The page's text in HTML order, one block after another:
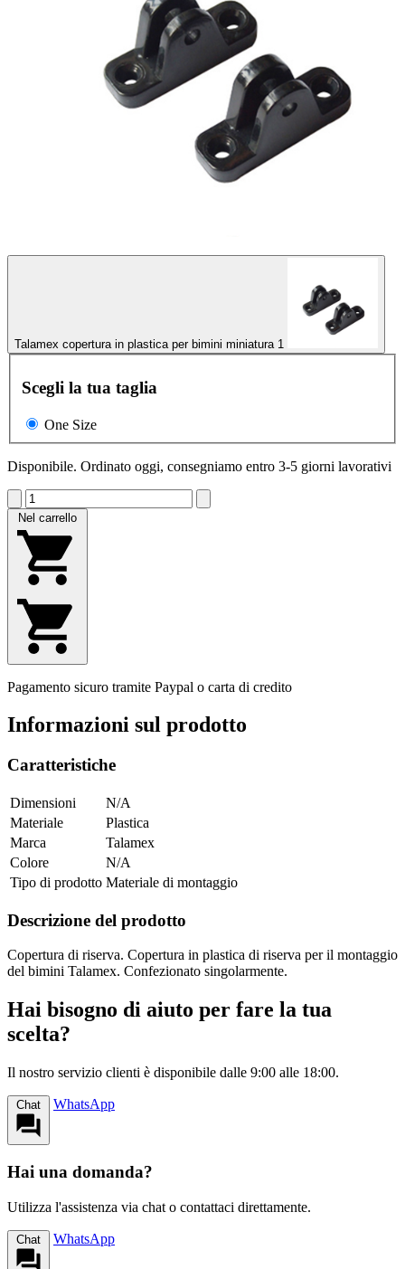
Talamex copertura in plastica per bimini miniatura 1
Scegli la tua taglia
One Size
Disponibile. Ordinato oggi, consegniamo entro 3-5 giorni lavorativi
Nel carrello
Pagamento sicuro tramite Paypal o carta di credito
Informazioni sul prodotto
Caratteristiche
Dimensioni
N/A
Materiale
Plastica
Marca
Talamex
Colore
N/A
Tipo di prodotto Materiale di montaggio
Descrizione del prodotto
Copertura di riserva. Copertura in plastica di riserva per il montaggio
del bimini Talamex. Confezionato singolarmente.
Hai bisogno di aiuto per fare la tua
scelta?
Il nostro servizio clienti è disponibile dalle 9:00 alle 18:00.
Chat WhatsApp
Hai una domanda?
Utilizza l'assistenza via chat o contattaci direttamente.
Chat WhatsApp